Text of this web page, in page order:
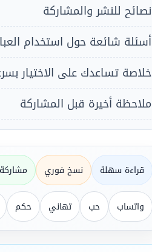
نصائح للنشر والمشاركة
أسئلة شائعة حول استخدام
خلاصة تساعدك على الاختيار
ملاحظة أخيرة قبل المشاركة
قراءة سهلة نسخ فوري
واتساب حب تهاني حكم